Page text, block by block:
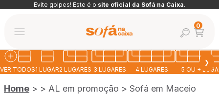
Pular para o conteúdoEvite golpes! Este é o site oficial da Sofá na Caixa.
Abrir menu de navegação
Sofá na Caixa
Abrir
Abrir
0
VER TODOS1 LUGAR2 LUGARES 3 LUGARES 4 LUGARES 5 OU +
❯
Home > > AL em promoção > Sofá em Maceio